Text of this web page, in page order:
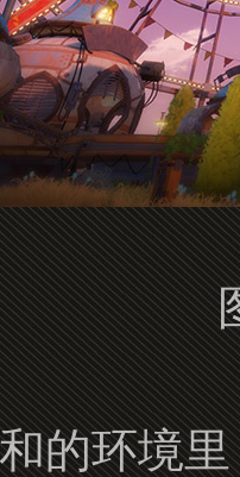
的环境